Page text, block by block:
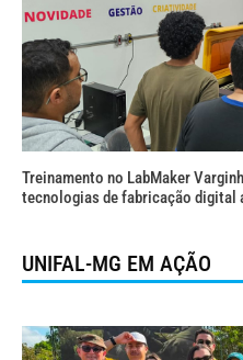
Treinamento no LabMaker
tecnologias de fabricação digital
UNIFAL-MG EM AÇÃO